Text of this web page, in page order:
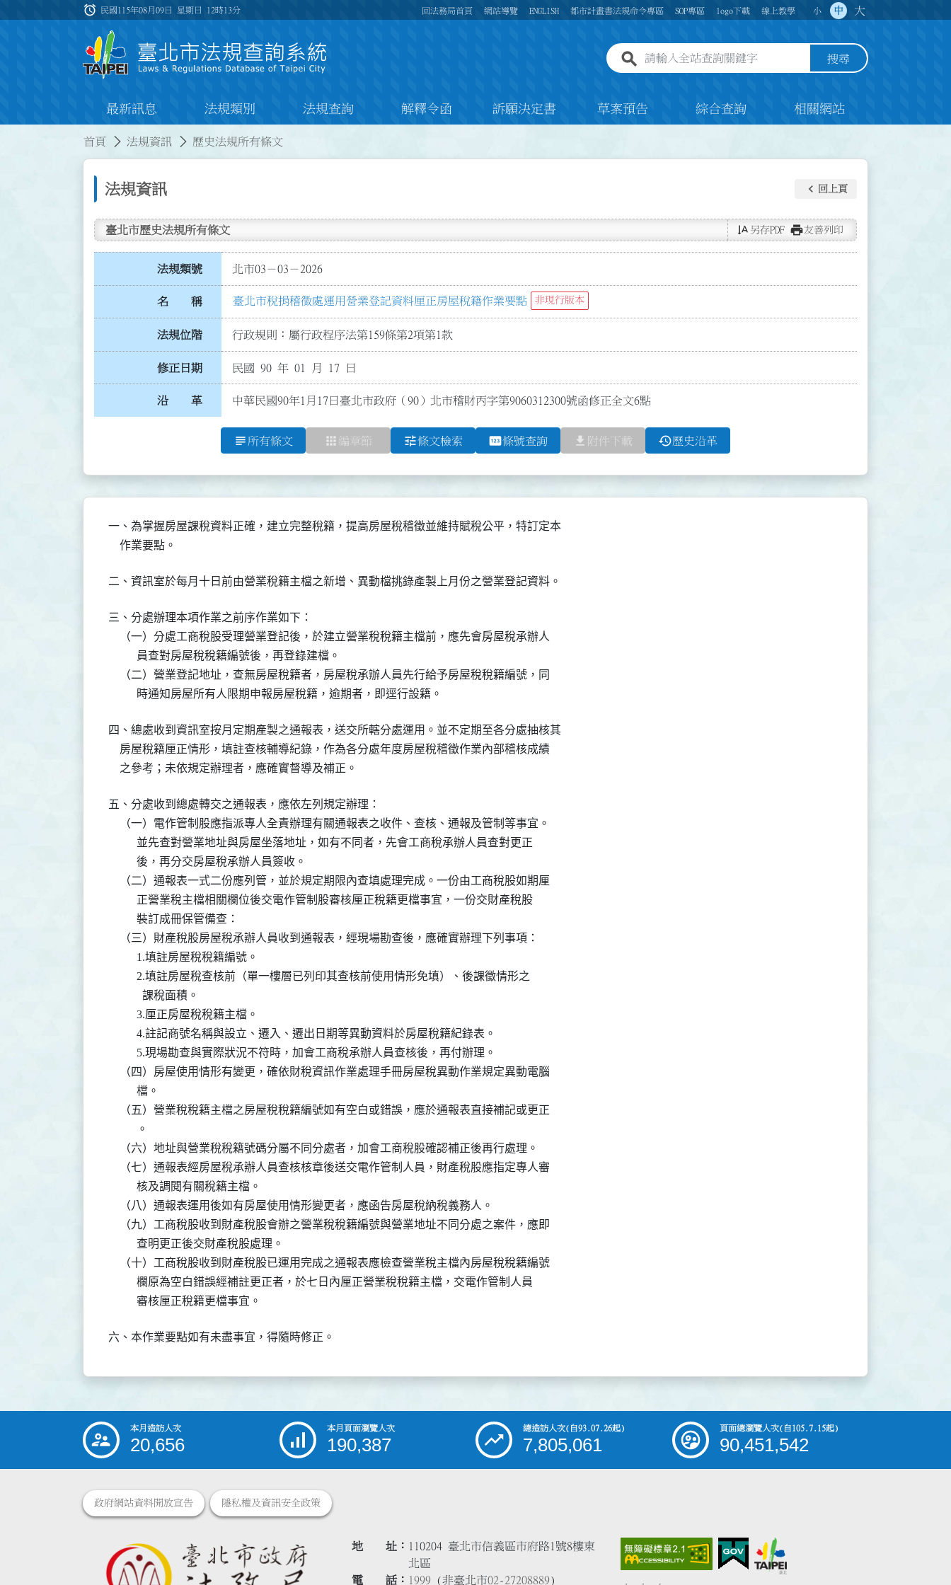
:::
alarm 民國115年08月09日 星期日 12時13分 回法務局首頁 網站導覽 ENGLISH 都市計畫書法規命令專區 SOP專區 logo下載 線上教學 小 中 大
全站查詢關鍵字欄位 搜尋
最新訊息 法規類別 法規查詢 解釋令函 訴願決定書 草案預告 綜合查詢 相關網站
首頁 法規資訊 歷史法規所有條文
法規資訊 keyboard_arrow_left 回上頁
臺北市歷史法規所有條文 text_rotate_vertical 另存PDF print友善列印
法規類號 北市03－03－2026
名 稱 臺北市稅捐稽徵處運用營業登記資料厘正房屋稅籍作業要點 非現行版本
法規位階 行政規則：屬行政程序法第159條第2項第1款
修正日期 民國 90 年 01 月 17 日
沿 革 中華民國90年1月17日臺北市政府（90）北市稽財丙字第9060312300號函修正全文6點
subject 所有條文 apps 編章節 tune條文檢索 pin條號查詢 file_download 附件下載 history歷史沿革
一、為掌握房屋課稅資料正確，建立完整稅籍，提高房屋稅稽徵並維持賦稅公平，特訂定本
    作業要點。
二、資訊室於每月十日前由營業稅籍主檔之新增、異動檔挑錄產製上月份之營業登記資料。
三、分處辦理本項作業之前序作業如下：
    （一）分處工商稅股受理營業登記後，於建立營業稅稅籍主檔前，應先會房屋稅承辦人
          員查對房屋稅稅籍編號後，再登錄建檔。
    （二）營業登記地址，查無房屋稅籍者，房屋稅承辦人員先行給予房屋稅稅籍編號，同
          時通知房屋所有人限期申報房屋稅籍，逾期者，即逕行設籍。
四、總處收到資訊室按月定期產製之通報表，送交所轄分處運用。並不定期至各分處抽核其
    房屋稅籍厘正情形，填註查核輔導紀錄，作為各分處年度房屋稅稽徵作業內部稽核成績
    之參考；未依規定辦理者，應確實督導及補正。
五、分處收到總處轉交之通報表，應依左列規定辦理：
    （一）電作管制股應指派專人全責辦理有關通報表之收件、查核、通報及管制等事宜。
          並先查對營業地址與房屋坐落地址，如有不同者，先會工商稅承辦人員查對更正
          後，再分交房屋稅承辦人員簽收。
    （二）通報表一式二份應列管，並於規定期限內查填處理完成。一份由工商稅股如期厘
          正營業稅主檔相關欄位後交電作管制股審核厘正稅籍更檔事宜，一份交財產稅股
          裝訂成冊保管備查：
    （三）財產稅股房屋稅承辦人員收到通報表，經現場勘查後，應確實辦理下列事項：
          1.填註房屋稅稅籍編號。
          2.填註房屋稅查核前（單一樓層已列印其查核前使用情形免填）、後課徵情形之
            課稅面積。
          3.厘正房屋稅稅籍主檔。
          4.註記商號名稱與設立、遷入、遷出日期等異動資料於房屋稅籍紀錄表。
          5.現場勘查與實際狀況不符時，加會工商稅承辦人員查核後，再付辦理。
    （四）房屋使用情形有變更，確依財稅資訊作業處理手冊房屋稅異動作業規定異動電腦
          檔。
    （五）營業稅稅籍主檔之房屋稅稅籍編號如有空白或錯誤，應於通報表直接補記或更正
          。
    （六）地址與營業稅稅籍號碼分屬不同分處者，加會工商稅股確認補正後再行處理。
    （七）通報表經房屋稅承辦人員查核核章後送交電作管制人員，財產稅股應指定專人審
          核及調閱有關稅籍主檔。
    （八）通報表運用後如有房屋使用情形變更者，應函告房屋稅納稅義務人。
    （九）工商稅股收到財產稅股會辦之營業稅稅籍編號與營業地址不同分處之案件，應即
          查明更正後交財產稅股處理。
    （十）工商稅股收到財產稅股已運用完成之通報表應檢查營業稅主檔內房屋稅稅籍編號
          欄原為空白錯誤經補註更正者，於七日內厘正營業稅稅籍主檔，交電作管制人員
          審核厘正稅籍更檔事宜。
六、本作業要點如有未盡事宜，得隨時修正。
::: 本月造訪人次
20,656
本月頁面瀏覽人次
190,387
總造訪人次(自93.07.26起)
7,805,061
頁面總瀏覽人次(自105.7.15起)
90,451,542
政府網站資料開放宣告 隱私權及資訊安全政策
地 址
110204 臺北市信義區市府路1號8樓東
北區
電 話
1999 (非臺北市02-27208889)